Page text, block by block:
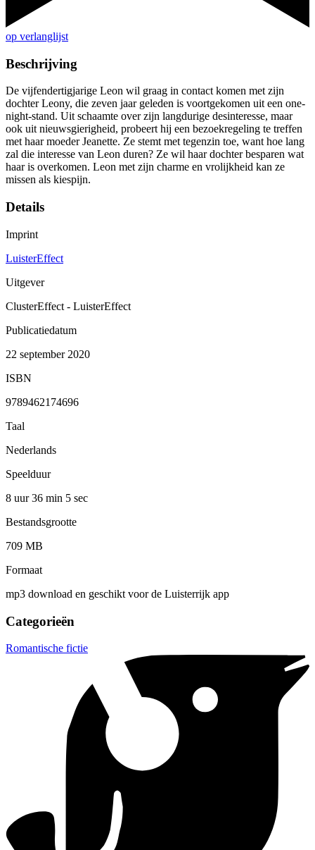
op verlanglijst
Beschrijving
De vijfendertigjarige Leon wil graag in contact komen met zijn
dochter Leony, die zeven jaar geleden is voortgekomen uit een one-
night-stand. Uit schaamte over zijn langdurige desinteresse, maar
ook uit nieuwsgierigheid, probeert hij een bezoekregeling te treffen
met haar moeder Jeanette. Ze stemt met tegenzin toe, want hoe lang
zal die interesse van Leon duren? Ze wil haar dochter besparen wat
haar is overkomen. Leon met zijn charme en vrolijkheid kan ze
missen als kiespijn.
Details
Imprint
LuisterEffect
Uitgever
ClusterEffect - LuisterEffect
Publicatiedatum
22 september 2020
ISBN
9789462174696
Taal
Nederlands
Speelduur
8 uur 36 min 5 sec
Bestandsgrootte
709 MB
Formaat
mp3 download en geschikt voor de Luisterrijk app
Categorieën
Romantische fictie